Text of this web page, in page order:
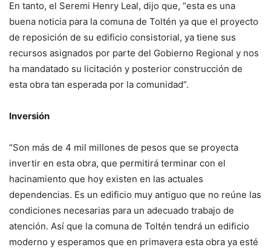
En tanto, el Seremi Henry Leal, dijo que, “esta es una
buena noticia para la comuna de Toltén ya que el proyecto
de reposición de su edificio consistorial, ya tiene sus
recursos asignados por parte del Gobierno Regional y nos
ha mandatado su licitación y posterior construcción de
esta obra tan esperada por la comunidad”.
Inversión
“Son más de 4 mil millones de pesos que se proyecta
invertir en esta obra, que permitirá terminar con el
hacinamiento que hoy existen en las actuales
dependencias. Es un edificio muy antiguo que no reúne las
condiciones necesarias para un adecuado trabajo de
atención. Así que la comuna de Toltén tendrá un edificio
moderno y esperamos que en primavera esta obra ya esté